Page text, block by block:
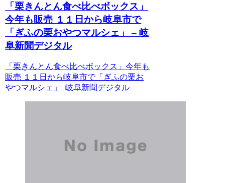
「栗きんとん食べ比べボックス」
今年も販売 １１日から岐阜市で
「ぎふの栗おやつマルシェ」 – 岐
阜新聞デジタル
「栗きんとん食べ比べボックス」今年も
販売 １１日から岐阜市で「ぎふの栗お
やつマルシェ」 岐阜新聞デジタル